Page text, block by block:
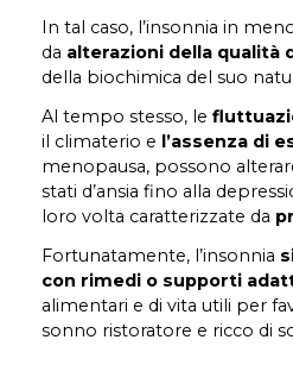
In tal caso, l’insonnia in
da alterazioni della qualità
della biochimica del suo
Al tempo stesso, le
il climaterio e l’assenza di
menopausa, possono
stati d’ansia fino alla
loro volta caratterizzate da
Fortunatamente, l’insonnia
con rimedi o supporti
alimentari e di vita utili per
sonno ristoratore e ricco di